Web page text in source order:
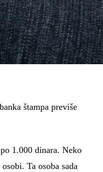
štampa previše
1.000 dinara. Neko
Ta osoba sada